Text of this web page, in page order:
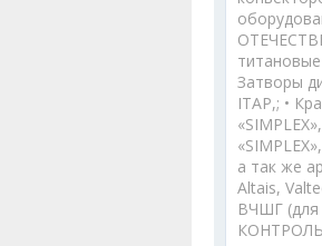
Затворы
ITAP,; •
а так же
Altais,
ВЧШГ (для